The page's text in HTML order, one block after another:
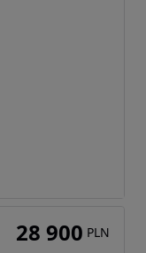
28 900 PLN